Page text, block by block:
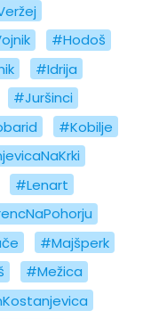
#Hodoš
#Idrija
#Juršinci
#Kobilje
#Lenart
#Majšperk
#Mežica